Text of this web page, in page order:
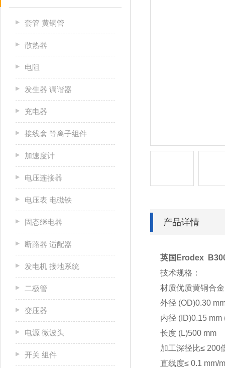
套管 黄铜管
散热器
电阻
发生器 调谐器
充电器
接线盒 等离子组件
加速度计
电压连接器
电压表 电磁铁
固态继电器
断路器 适配器
发电机 接地系统
二极管
变压器
电源 微波头
开关 组件
产品详情
英国Erodex
技术规格：
材质优质黄铜合
外径 (OD)0.30
内径 (ID)0.15 mm
长度 (L)500 mm
加工深径比≤ 200
直线度≤ 0.1 mm/m